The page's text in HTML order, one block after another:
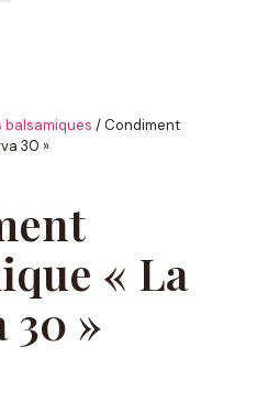
balsamiques / Condiment
30 »
« La
30 »